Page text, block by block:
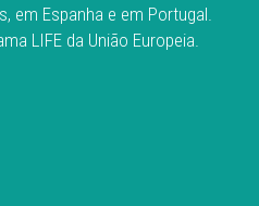
em Espanha e em Portugal.
LIFE da União Europeia.